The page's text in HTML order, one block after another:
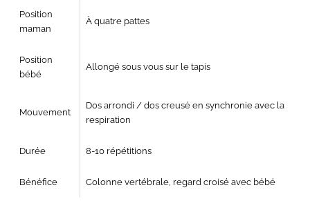
Position
maman
À quatre pattes
Position
bébé
Allongé sous vous sur le tapis
Mouvement
Dos arrondi / dos creusé en synchronie avec la
respiration
Durée 8-10 répétitions
Bénéfice Colonne vertébrale, regard croisé avec bébé